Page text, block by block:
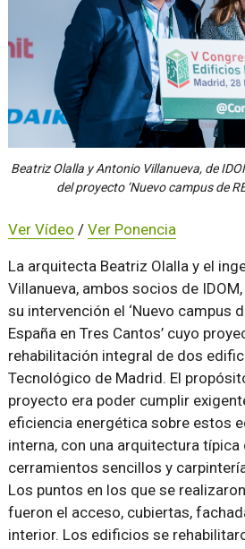
Beatriz Olalla y Antonio Villanueva, de
del proyecto ‘Nuevo campus de
Ver Vídeo / Ver Ponencia
La arquitecta Beatriz Olalla y el
Villanueva, ambos socios de
su intervención el ‘Nuevo campus
España en Tres Cantos’ cuyo
rehabilitación integral de dos
Tecnológico de Madrid. El
proyecto era poder cumplir
eficiencia energética sobre estos
interna, con una arquitectura
cerramientos sencillos y
Los puntos en los que se
fueron el acceso, cubiertas,
interior. Los edificios se